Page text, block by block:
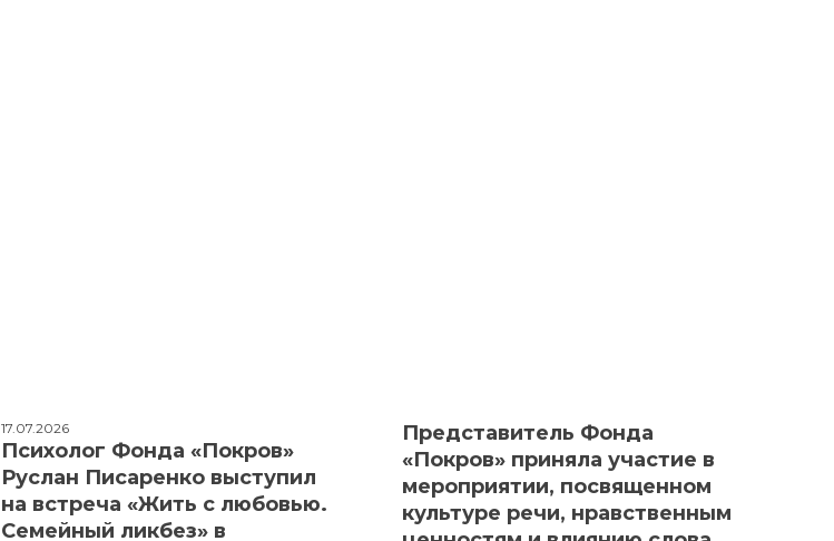
17.07.2026
Психолог Фонда «Покров»
Руслан Писаренко выступил
на встреча «Жить с любовью.
Семейный ликбез» в
Представитель Фонда
«Покров» приняла участие в
мероприятии, посвященном
культуре речи, нравственным